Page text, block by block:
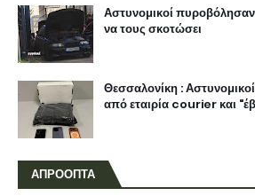
Αστυνομικοί
να τους σκοτώσει
Θεσσαλονίκη :
από εταιρία courier και
ΑΠΡΟΟΠΤΑ